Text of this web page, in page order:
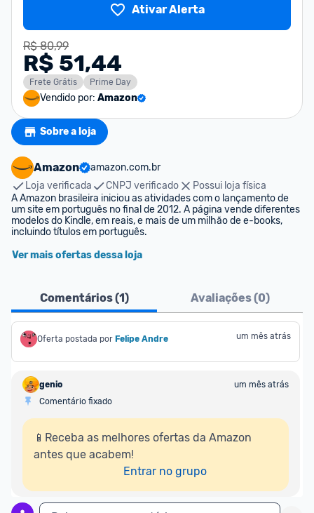
Ativar Alerta
R$ 80,99
R$ 51,44
Frete Grátis Prime Day
Vendido por: Amazon
Sobre a loja
Amazon
amazon.com.br
Loja verificada
CNPJ verificado
Possui loja física
A Amazon brasileira iniciou as atividades com o lançamento de
um site em português no final de 2012. A página vende diferentes
modelos do Kindle, em reais, e mais de um milhão de e-books,
incluindo títulos em português.
Ver mais ofertas dessa loja
Comentários (1) Avaliações (0)
Oferta postada por Felipe Andre um mês atrás
genio
um mês atrás
Comentário fixado
📱Receba as melhores ofertas da Amazon
antes que acabem!
Entrar no grupo